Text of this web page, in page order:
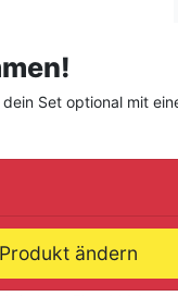
Set optional mit
ändern